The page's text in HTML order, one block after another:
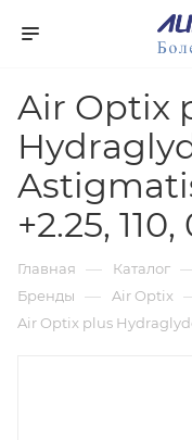
Air Optix
+2.25, 110,
Главная — Каталог
Бренды — Air Optix
Air Optix plus